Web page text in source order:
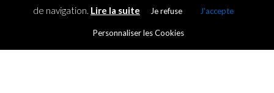
de navigation. Lire la suite Je refuse J'accepte
Personnaliser les Cookies